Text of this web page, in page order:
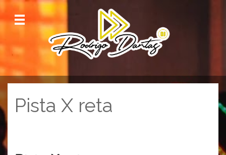
M
enu
Pista X reta